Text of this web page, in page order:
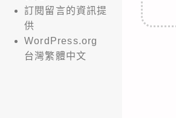
訂閱留言的資訊提
供
WordPress.org
台灣繁體中文